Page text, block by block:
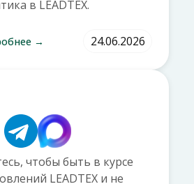
в LEADTEX.
→ 24.06.2026
чтобы быть в курсе
LEADTEX и не